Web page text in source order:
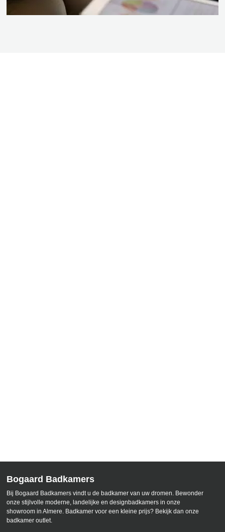
Bogaard Badkamers
Bij Bogaard Badkamers vindt u de badkamer van uw dromen. Bewonder
onze stijlvolle moderne, landelijke en designbadkamers in onze
showroom in Almere. Badkamer voor een kleine prijs? Bekijk dan onze
badkamer outlet.